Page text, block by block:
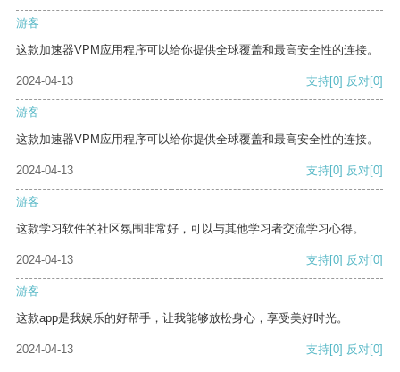
游客
这款加速器VPM应用程序可以给你提供全球覆盖和最高安全性的连接。
2024-04-13 支持[0] 反对[0]
游客
这款加速器VPM应用程序可以给你提供全球覆盖和最高安全性的连接。
2024-04-13 支持[0] 反对[0]
游客
这款学习软件的社区氛围非常好，可以与其他学习者交流学习心得。
2024-04-13 支持[0] 反对[0]
游客
这款app是我娱乐的好帮手，让我能够放松身心，享受美好时光。
2024-04-13 支持[0] 反对[0]